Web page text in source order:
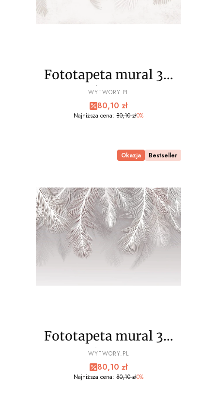
Fototapeta mural 3D
palmy liście wz5 - NA
WYMIAR
PRODUCENT
WYTWORY.PL
Cena promocyjna
80,10 zł
Najniższa cena: 80,10 zł0%
Okazja Bestseller
Fototapeta mural 3D
palmy liście wz6 - NA
WYMIAR
PRODUCENT
WYTWORY.PL
Cena promocyjna
80,10 zł
Najniższa cena: 80,10 zł0%